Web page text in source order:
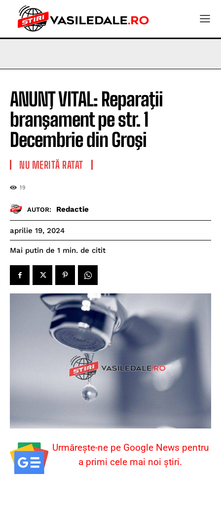
ANUNŢ VITAL: Reparaţii
branşament pe str. 1
Decembrie din Groşi
NU MERITĂ RATAT
19
AUTOR: Redactie
aprilie 19, 2024
Mai putin de 1 min. de citit
Urmărește-ne pe Google News pentru
a primi cele mai noi știri.